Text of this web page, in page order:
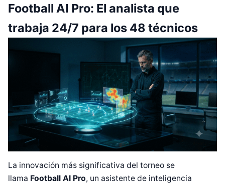
Football AI Pro: El analista que
trabaja 24/7 para los 48 técnicos
La innovación más significativa del torneo se
llama Football AI Pro, un asistente de inteligencia